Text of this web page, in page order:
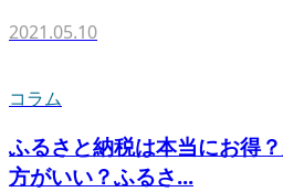
2021.05.10
コラム
ふるさと納税は本当にお得
方がいい？ふるさ...